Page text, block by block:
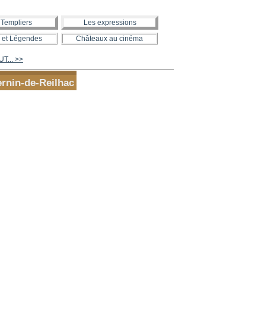
Les expressions
et Légendes Châteaux au cinéma
>>
de-Reilhac